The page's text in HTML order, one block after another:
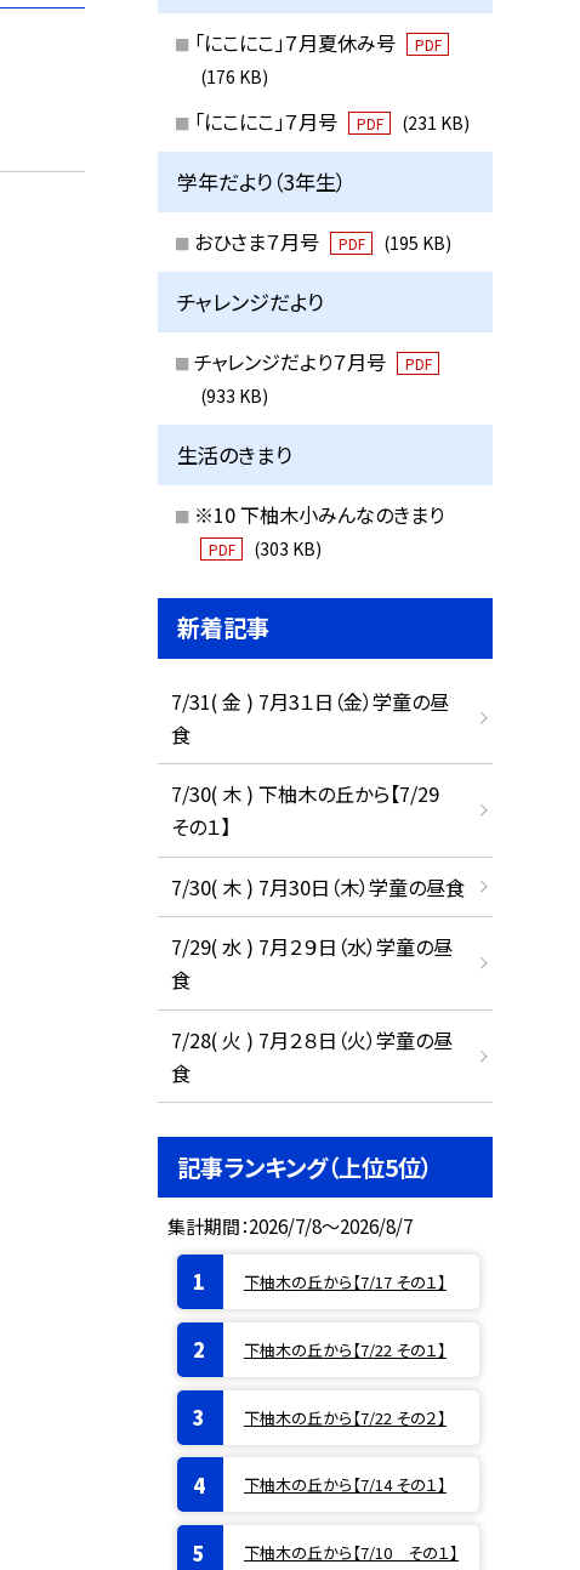
「にこにこ」７月夏休み号 PDF
(176 KB)
「にこにこ」７月号 PDF (231 KB)
学年だより（3年生）
おひさま７月号 PDF (195 KB)
チャレンジだより
チャレンジだより７月号 PDF
(933 KB)
生活のきまり
※10 下柚木小みんなのきまり
PDF (303 KB)
新着記事
7/31( 金 ) 7月3１日（金）学童の昼
食
7/30( 木 ) 下柚木の丘から【7/29
その１】
7/30( 木 ) 7月30日（木）学童の昼食
7/29( 水 ) 7月２９日（水）学童の昼
食
7/28( 火 ) 7月２８日（火）学童の昼
食
記事ランキング（上位5位）
集計期間：2026/7/8～2026/8/7
下柚木の丘から【7/17 その１】
下柚木の丘から【7/22 その１】
下柚木の丘から【7/22 その２】
下柚木の丘から【7/14 その１】
下柚木の丘から【7/10 その１】